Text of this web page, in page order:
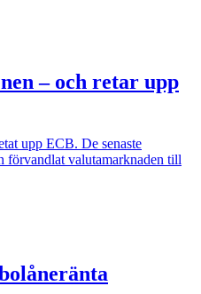
– och retar upp
upp ECB. De senaste
förvandlat valutamarknaden till